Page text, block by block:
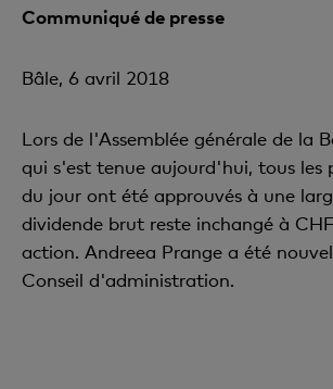
Communiqué de presse
Bâle, 6 avril 2018
Lors de l'Assemblée générale de la
qui s'est tenue aujourd'hui, tous les
du jour ont été approuvés à une
dividende brut reste inchangé à
action. Andreea Prange a été
Conseil d'administration.